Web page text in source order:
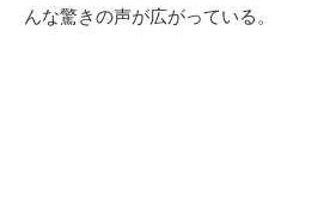
んな驚きの声が広がっている。